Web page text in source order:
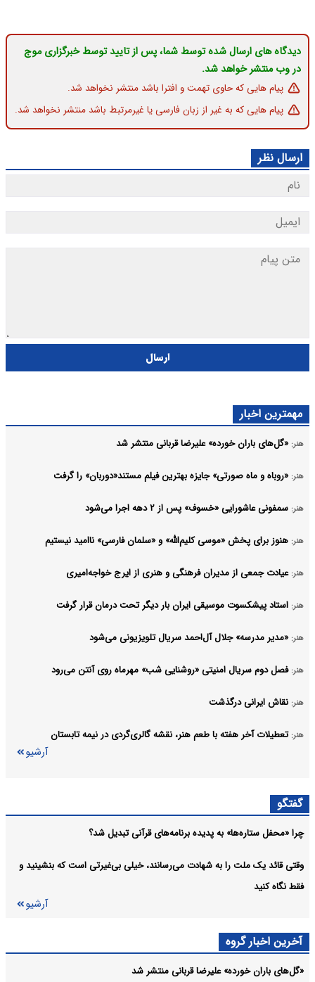
دیدگاه های ارسال شده توسط شما، پس از تایید توسط خبرگزاری موج
در وب منتشر خواهد شد.
پیام هایی که حاوی تهمت و افترا باشد منتشر نخواهد شد.
پیام هایی که به غیر از زبان فارسی یا غیرمرتبط باشد منتشر نخواهد شد.
ارسال نظر
ارسال
مهمترین اخبار
هنر: «گل‌های باران خورده» علیرضا قربانی منتشر شد
هنر: «روباه و ماه صورتی» جایزه بهترین فیلم مستند«دوربان» را گرفت
هنر: سمفونی عاشورایی «خسوف» پس از ۲ دهه اجرا می‌شود
هنر: هنوز برای پخش «موسی کلیم‌الله» و «سلمان فارسی» ناامید نیستیم
هنر: عیادت جمعی از مدیران فرهنگی و هنری از ایرج خواجه‌امیری
هنر: استاد پیشکسوت موسیقی ایران بار دیگر تحت درمان قرار گرفت
هنر: «مدیر مدرسه» جلال آل‌احمد سریال تلویزیونی می‌شود
هنر: فصل دوم سریال امنیتی «روشنایی شب» مهرماه روی آنتن می‌رود
هنر: نقاش ایرانی درگذشت
هنر: تعطیلات آخر هفته با طعم هنر، نقشه گالری‌گردی در نیمه تابستان
آرشیو
گفتگو
چرا «محفل ستاره‌ها» به پدیده برنامه‌های قرآنی تبدیل شد؟
وقتی قائد یک ملت را به شهادت می‌رسانند، خیلی بی‌غیرتی است که بنشینید و
فقط نگاه کنید
آرشیو
آخرین اخبار گروه
«گل‌های باران خورده» علیرضا قربانی منتشر شد